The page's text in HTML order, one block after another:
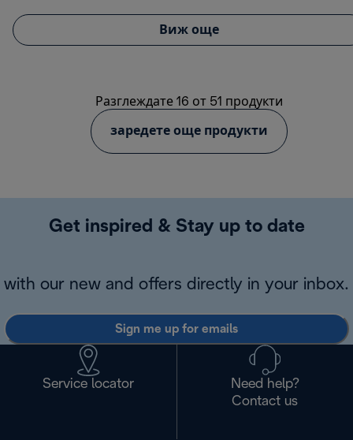
Виж още
Разглеждате 16 от 51 продукти
заредете още продукти
Get inspired & Stay up to date
with our new and offers directly in your inbox.
Sign me up for emails
Service locator
Need help?
Contact us